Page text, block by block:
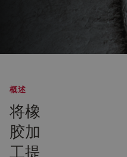
概述
将橡
胶加
工提